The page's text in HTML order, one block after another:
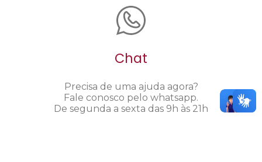
Chat
Precisa de uma ajuda agora?
Fale conosco pelo whatsapp.
De segunda a sexta das 9h às 21h